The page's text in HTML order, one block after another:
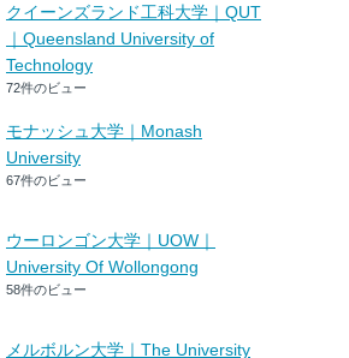
クイーンズランド工科大学｜QUT
｜Queensland University of
Technology
72件のビュー
モナッシュ大学｜Monash
University
67件のビュー
ウーロンゴン大学｜UOW｜
University Of Wollongong
58件のビュー
メルボルン大学｜The University